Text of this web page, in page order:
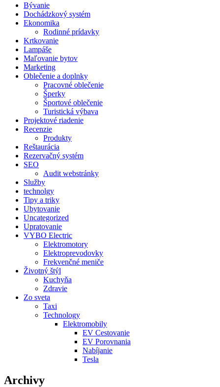
na
terénne
„schody““
Bývanie
Dochádzkový systém
Ekonomika
Rodinné prídavky
Krtkovanie
Lampáše
Maľovanie bytov
Marketing
Oblečenie a doplnky
Pracovné oblečenie
Šperky
Športové oblečenie
Turistická výbava
Projektové riadenie
Recenzie
Produkty
Reštaurácia
Rezervačný systém
SEO
Audit webstránky
Služby
technolgy
Tipy a triky
Ubytovanie
Uncategorized
Upratovanie
VYBO Electric
Elektromotory
Elektroprevodovky
Frekvenčné meniče
Životný štýl
Kuchyňa
Zdravie
Zo sveta
Taxi
Technology
Elektromobily
EV Cestovanie
EV Porovnania
Nabíjanie
Tesla
Archivy